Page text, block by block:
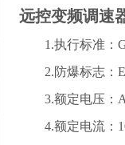
远控变频调速
1.执行标准：
2.防爆标志：
3.额定电压：
4.额定电流：